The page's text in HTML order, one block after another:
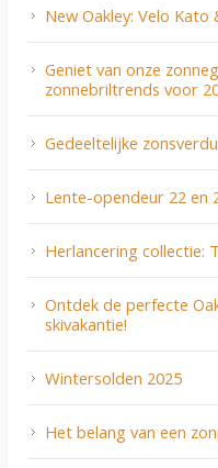
New Oakley: Velo Kato
Geniet van onze
zonnebriltrends voor
Gedeeltelijke
Lente-opendeur 22 en
Herlancering collectie:
Ontdek de perfecte
skivakantie!
Wintersolden 2025
Het belang van een